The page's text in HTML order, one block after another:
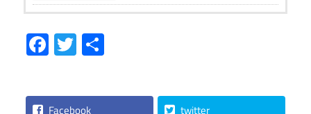
Facebook
Twitter
Facebook twitter